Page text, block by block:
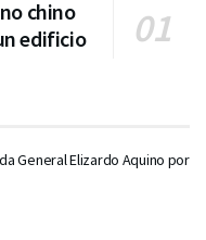
chino
edificio
General Elizardo Aquino por